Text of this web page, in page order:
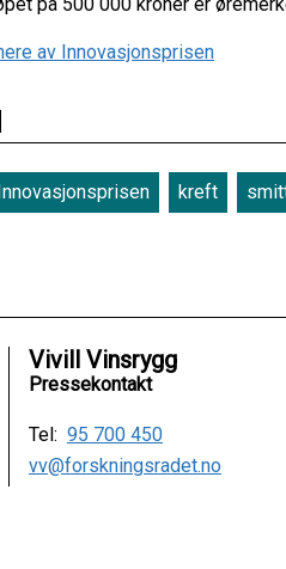
av Innovasjonsprisen
kreft
Vivill Vinsrygg
Pressekontakt
Tel: 95 700 450
vv@forskningsradet.no